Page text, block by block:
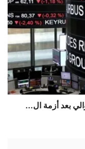
بعد أزمة ال...